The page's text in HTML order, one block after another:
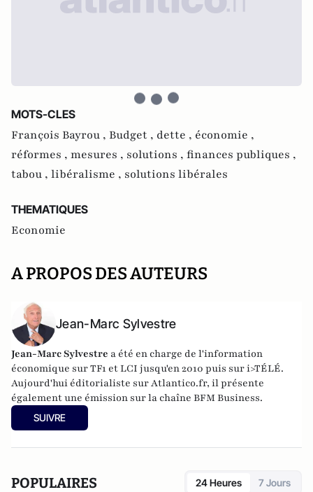
MOTS-CLES
François Bayrou , Budget , dette , économie ,
réformes , mesures , solutions , finances publiques ,
tabou , libéralisme , solutions libérales
THEMATIQUES
Economie
A PROPOS DES AUTEURS
Jean-Marc Sylvestre
Jean-Marc Sylvestre a été en charge de l'information
économique sur TF1 et LCI jusqu'en 2010 puis sur i>TÉLÉ.
Aujourd'hui éditorialiste sur Atlantico.fr, il présente
également une émission sur la chaîne BFM Business.
SUIVRE
POPULAIRES 24 Heures 7 Jours